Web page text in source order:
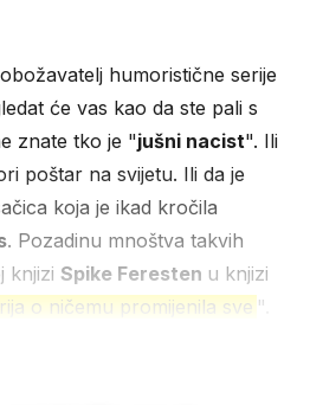
humoristične serije
će vas kao da ste pali s
znate tko je "jušni nacist". Ili
poštar na svijetu. Ili da je
koja je ikad kročila
. Pozadinu mnoštva takvih
knjizi Spike Feresten u knjizi
o ničemu promijenila sve ".